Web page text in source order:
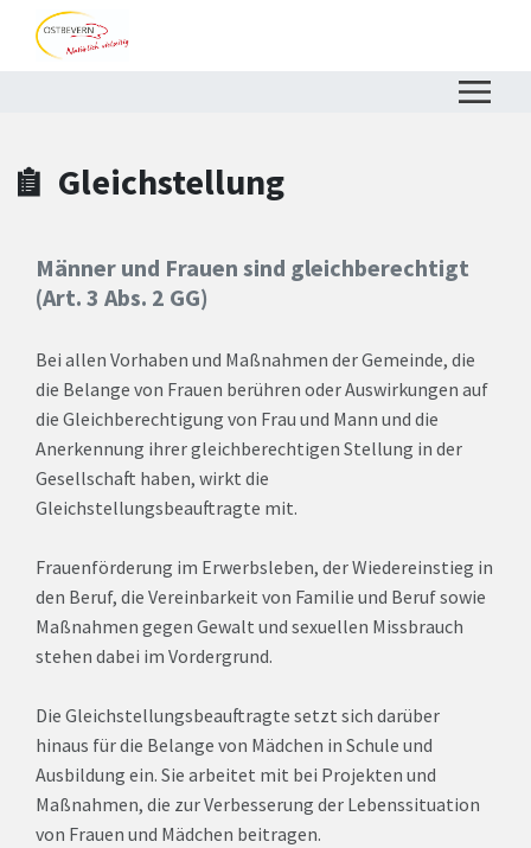
Zum Header
Zum Hauptinhalt
Zum Footer
Zum Hauptinhalt springen
Gleichstellung
Männer und Frauen sind gleichberechtigt
(Art. 3 Abs. 2 GG)
Bei allen Vorhaben und Maßnahmen der Gemeinde, die
die Belange von Frauen berühren oder Auswirkungen auf
die Gleichberechtigung von Frau und Mann und die
Anerkennung ihrer gleichberechtigen Stellung in der
Gesellschaft haben, wirkt die
Gleichstellungsbeauftragte mit.
Frauenförderung im Erwerbsleben, der Wiedereinstieg in
den Beruf, die Vereinbarkeit von Familie und Beruf sowie
Maßnahmen gegen Gewalt und sexuellen Missbrauch
stehen dabei im Vordergrund.
Die Gleichstellungsbeauftragte setzt sich darüber
hinaus für die Belange von Mädchen in Schule und
Ausbildung ein. Sie arbeitet mit bei Projekten und
Maßnahmen, die zur Verbesserung der Lebenssituation
von Frauen und Mädchen beitragen.